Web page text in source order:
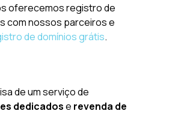
oferecemos registro de
com nossos parceiros e
de domínios grátis.
de um serviço de
dedicadose revenda de